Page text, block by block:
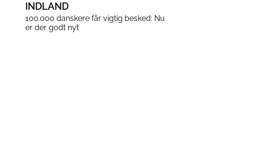
INDLAND
100.000 danskere får vigtig besked: Nu
er der godt nyt